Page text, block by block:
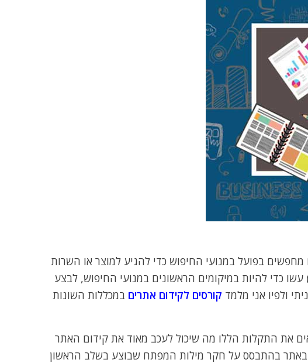
בפועל במנועי החיפוש כדי להגיע למוצר או השרות
כדי להיות במיקומים הראשונים במנועי החיפוש, לבצע
ולפיו אני מלמד קורסים לקידום אתרים במכללות השונות
את התקלות הללו מה שיכול לעכב מאוד את קידום האתר
באתר בהתבסס על חקר מילות המפתח שבוצע בשלב הראשון